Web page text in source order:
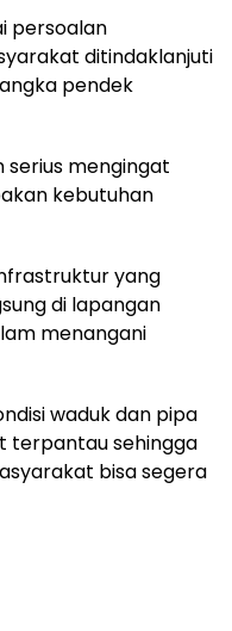
persoalan
ditindaklanjuti
pendek
mengingat
kebutuhan
yang
di lapangan
menangani
waduk dan pipa
terpantau sehingga
bisa segera